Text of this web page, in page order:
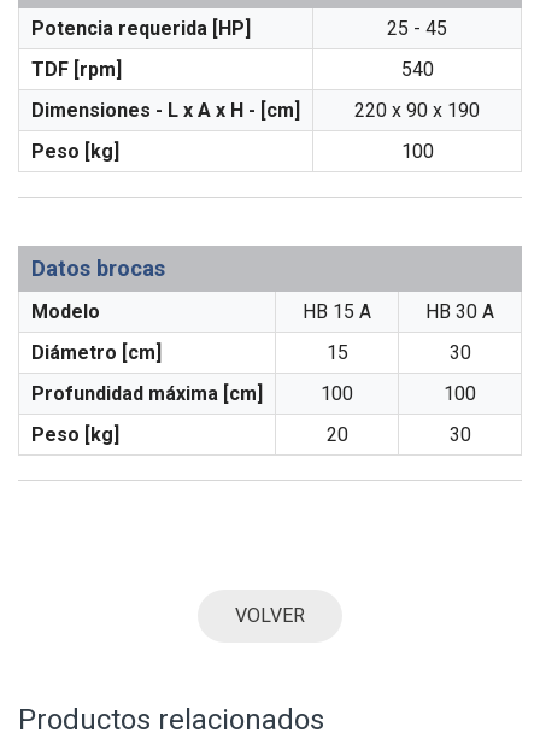
Potencia requerida [HP]
25 - 45
TDF [rpm]
540
Dimensiones - L x A x H - [cm]
220 x 90 x 190
Peso [kg]
100
Datos brocas
Modelo HB 15 A
HB 30 A
Diámetro [cm]
15
30
Profundidad máxima [cm]
100
100
Peso [kg]
20 30
VOLVER
Productos relacionados